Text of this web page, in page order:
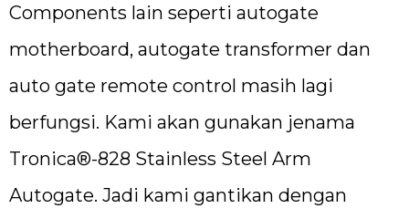
Components lain seperti autogate
motherboard, autogate transformer dan
auto gate remote control masih lagi
berfungsi. Kami akan gunakan jenama
Tronica®-828 Stainless Steel Arm
Autogate. Jadi kami gantikan dengan